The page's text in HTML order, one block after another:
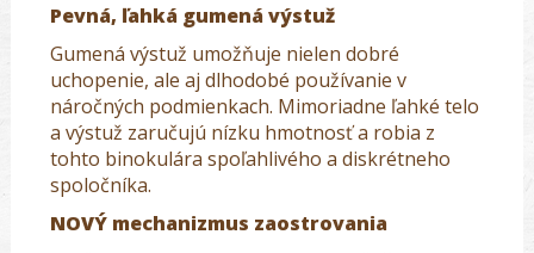
Pevná, ľahká gumená výstuž
Gumená výstuž umožňuje nielen dobré
uchopenie, ale aj dlhodobé používanie v
náročných podmienkach. Mimoriadne ľahké telo
a výstuž zaručujú nízku hmotnosť a robia z
tohto binokulára spoľahlivého a diskrétneho
spoločníka.
NOVÝ mechanizmus zaostrovania